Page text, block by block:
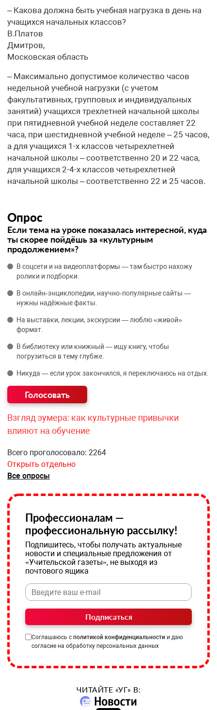
– Какова должна быть учебная нагрузка в день на
учащихся начальных классов?
В.Платов
Дмитров,
Московская область
– Максимально допустимое количество часов
недельной учебной нагрузки (с учетом
факультативных, групповых и индивидуальных
занятий) учащихся трехлетней начальной школы
при пятидневной учебной неделе составляет 22
часа, при шестидневной учебной неделе – 25 часов,
а для учащихся 1-х классов четырехлетней
начальной школы – соответственно 20 и 22 часа,
для учащихся 2-4-х классов четырехлетней
начальной школы – соответственно 22 и 25 часов.
Опрос
Если тема на уроке показалась интересной, куда
ты скорее пойдёшь за «культурным
продолжением»?
В соцсети и на видеоплатформы — там быстро нахожу
ролики и подборки.
В онлайн‑энциклопедии, научно‑популярные сайты —
нужны надёжные факты.
На выставки, лекции, экскурсии — люблю «живой»
формат.
В библиотеку или книжный — ищу книгу, чтобы
погрузиться в тему глубже.
Никуда — если урок закончился, я переключаюсь на отдых.
Взгляд зумера: как культурные привычки
влияют на обучение
Всего проголосовало: 2264
Открыть отдельно
Все опросы
Профессионалам —
профессиональную рассылку!
Подпишитесь, чтобы получать актуальные
новости и специальные предложения от
«Учительской газеты», не выходя из
почтового ящика
Подписаться
Соглашаюсь с политикой конфиденциальности и даю
согласие на обработку персональных данных
ЧИТАЙТЕ «УГ» В: